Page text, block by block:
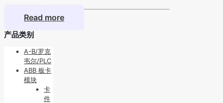
Read more
产品类别
A-B/罗克
韦尔/PLC
ABB 板卡
模块
卡
件